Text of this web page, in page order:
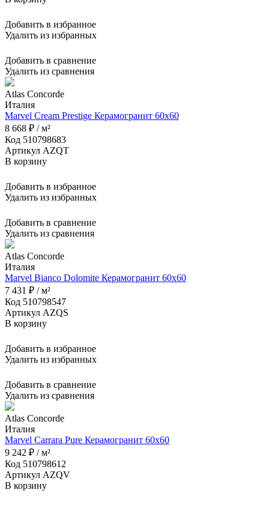
Добавить в избранное
Удалить из избранных
Добавить в сравнение
Удалить из сравнения
Atlas Concorde
Италия
Marvel Cream Prestige Керамогранит 60x60
8 668 ₽ / м²
Код 510798683
Артикул AZQT
В корзину
Добавить в избранное
Удалить из избранных
Добавить в сравнение
Удалить из сравнения
Atlas Concorde
Италия
Marvel Bianco Dolomite Керамогранит 60x60
7 431 ₽ / м²
Код 510798547
Артикул AZQS
В корзину
Добавить в избранное
Удалить из избранных
Добавить в сравнение
Удалить из сравнения
Atlas Concorde
Италия
Marvel Carrara Pure Керамогранит 60x60
9 242 ₽ / м²
Код 510798612
Артикул AZQV
В корзину